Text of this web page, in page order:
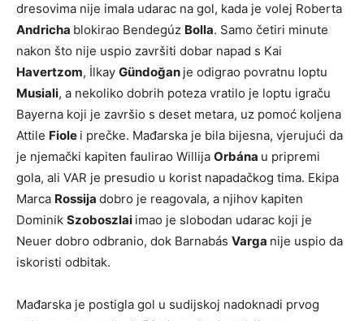
dresovima nije imala udarac na gol, kada je volej Roberta
Andricha blokirao Bendegúz Bolla. Samo četiri minute
nakon što nije uspio završiti dobar napad s Kai
Havertzom, İlkay Gündoğan je odigrao povratnu loptu
Musiali, a nekoliko dobrih poteza vratilo je loptu igraču
Bayerna koji je završio s deset metara, uz pomoć koljena
Attile Fiole i prečke. Mađarska je bila bijesna, vjerujući da
je njemački kapiten faulirao Willija Orbána u pripremi
gola, ali VAR je presudio u korist napadačkog tima. Ekipa
Marca Rossija dobro je reagovala, a njihov kapiten
Dominik Szoboszlai imao je slobodan udarac koji je
Neuer dobro odbranio, dok Barnabás Varga nije uspio da
iskoristi odbitak.
Mađarska je postigla gol u sudijskoj nadoknadi prvog